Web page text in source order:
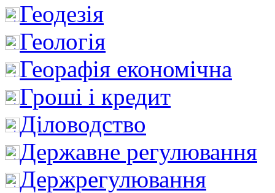
Геодезія
Геологія
Георафія економічна
Гроші і кредит
Діловодство
Державне регулювання
Держрегулювання